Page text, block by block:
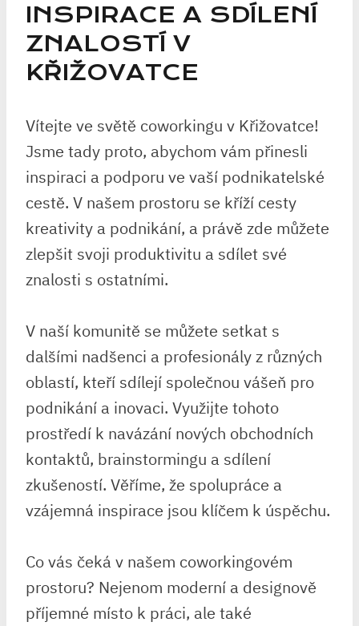
INSPIRACE A SDÍLENÍ
ZNALOSTÍ V
KŘIŽOVATCE
Vítejte ve světě coworkingu v Křižovatce!
Jsme tady proto, abychom vám přinesli
inspiraci a podporu ve vaší podnikatelské
cestě. V našem prostoru se kříží cesty
kreativity a podnikání, a právě zde můžete
zlepšit svoji produktivitu a sdílet své
znalosti s ostatními.
V naší komunitě se můžete setkat s
dalšími nadšenci a profesionály z různých
oblastí, kteří sdílejí společnou vášeň pro
podnikání a inovaci. Využijte tohoto
prostředí k navázání nových obchodních
kontaktů, brainstormingu a sdílení
zkušeností. Věříme, že spolupráce a
vzájemná inspirace jsou klíčem k úspěchu.
Co vás čeká v našem coworkingovém
prostoru? Nejenom moderní a designově
příjemné místo k práci, ale také